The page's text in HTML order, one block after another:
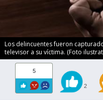
Los delincuentes fueron
televisor a su víctima. (Foto
5
2